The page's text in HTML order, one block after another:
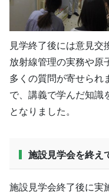
見学終了後には意見交
放射線管理の実務や原
多くの質問が寄せられ
で、講義で学んだ知識
となりました。
施設見学会を終え
施設見学会終了後に実